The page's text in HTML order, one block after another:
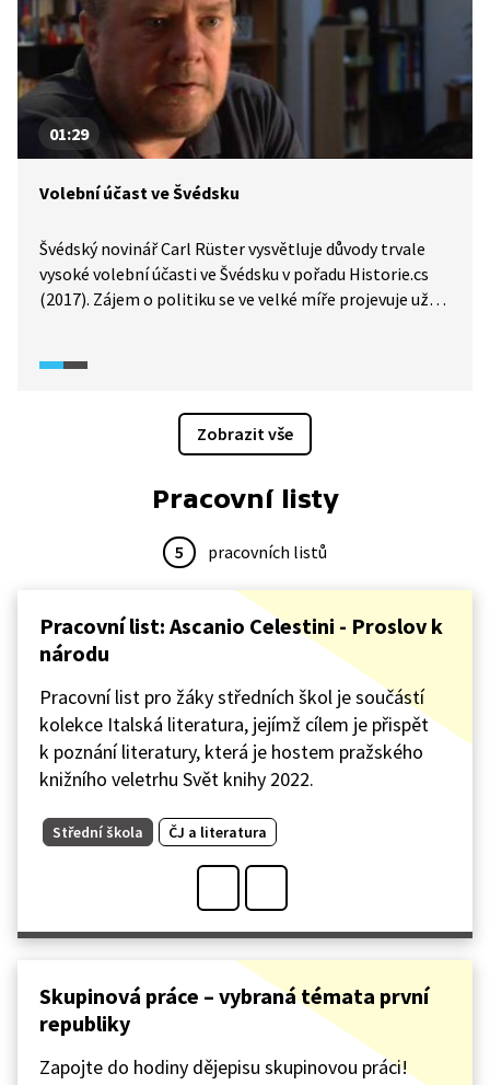
01:29
Volební účast ve Švédsku
Švédský novinář Carl Rüster vysvětluje důvody trvale
vysoké volební účasti ve Švédsku v pořadu Historie.cs
(2017). Zájem o politiku se ve velké míře projevuje už
to ostatně jediná možnost, jak lidé mohou ovlivnit
Zobrazit vše
Pracovní listy
5 pracovních listů
Pracovní list: Ascanio Celestini - Proslov k
národu
Pracovní list pro žáky středních škol je součástí
kolekce Italská literatura, jejímž cílem je přispět
k poznání literatury, která je hostem pražského
knižního veletrhu Svět knihy 2022.
Střední škola ČJ a literatura
Skupinová práce – vybraná témata první
republiky
Zapojte do hodiny dějepisu skupinovou práci!